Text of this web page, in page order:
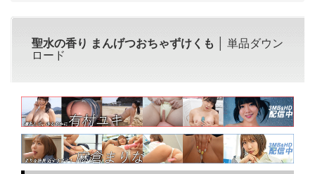
聖水の香り まんげつおちゃずけくも │ 単品ダウン
ロード